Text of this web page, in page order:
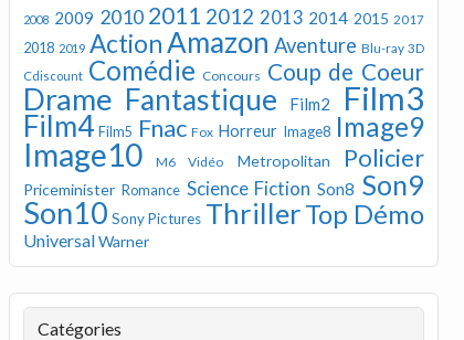
2008 2009 2010 2011 2012 2013 2014 2015 2017
2018 2019 ActionAmazon Aventure Blu-ray 3D
Cdiscount Comédie Concours Coup de Coeur
Drame Fantastique Film2 Film3
Film4 Film5 Fnac Fox Horreur Image8 Image9
Image10 M6 Vidéo Metropolitan Policier
Priceminister Romance Science Fiction Son8 Son9
Son10 Sony Pictures ThrillerTop Démo
UniversalWarner
Catégories